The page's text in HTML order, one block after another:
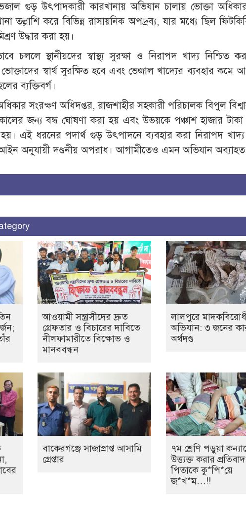
গুড় উৎপাদকারী কারখানায় অভিযান চালায় ভোক্তা
তল্লাশি করে বিভিন্ন রাসায়নিক অপদ্রব্য, যার মধ্যে ছিল
উদ্ধার করা হয়।
চললে স্থানীয়দের স্বাস্থ্য সুরক্ষা ও নিরাপদ খাদ্য নিশ্চিত
স্বার্থ সুরক্ষিত হবে এবং ভেজাল খাদ্যের ব্যবহার কমে
ব্যক্তিবর্গ।
সংরক্ষণ অধিদপ্তর, রাজশাহীর সহকারী পরিচালক বিপুল
জন্য বন্ধ ঘোষণা করা হয় এবং উভয়কে পঞ্চাশ হাজার
হয়। এই ধরনের পদার্থ গুড় উৎপাদনে ব্যবহার করা নিরাপদ
অনুযায়ী দণ্ডনীয় অপরাধ। আগামীতেও এমন অভিযান অব্যাহত
আওয়ামী সন্ত্রাসীদের দ্রুত
গ্রেফতার ও বিচারের দাবিতে
নীলফামারীতে বিক্ষোভ ও
মানববন্ধন
লালপুরে
অভিযান: ৩ জনের
অর্থদণ্ড
বাকেরগঞ্জে সাজাপ্রাপ্ত আসামি
গ্রেপ্তার
৭ম শ্রেণি পড়ুয়া
উত্ত্যক্ত করার
পিতাকে কু*পি*য়ে
জ*খ*ম…!!